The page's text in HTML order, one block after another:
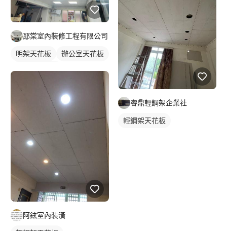
邷棠室內裝修工程有限公司
明架天花板
辦公室天花板
阿鉉室內裝潢
睿鼎輕鋼架企業社
輕鋼架天花板